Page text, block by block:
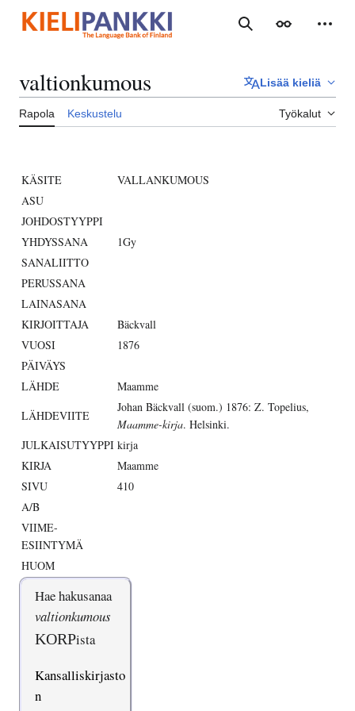
sisältöön
Haku Ulkoasu
valtionkumous Lisää kieliä
Rapola Keskustelu Työkalut
KÄSITE
VALLANKUMOUS
ASU
JOHDOSTYYPPI
YHDYSSANA
1Gy
SANALIITTO
PERUSSANA
LAINASANA
KIRJOITTAJA
Bäckvall
VUOSI
1876
PÄIVÄYS
LÄHDE
Maamme
LÄHDEVIITE
Johan Bäckvall (suom.) 1876: Z. Topelius,
Maamme-kirja. Helsinki.
JULKAISUTYYPPI kirja
KIRJA
Maamme
SIVU
410
A/B
VIIME-
ESIINTYMÄ
HUOM
Hae hakusanaa
valtionkumous
KORPista
Kansalliskirjasto
n